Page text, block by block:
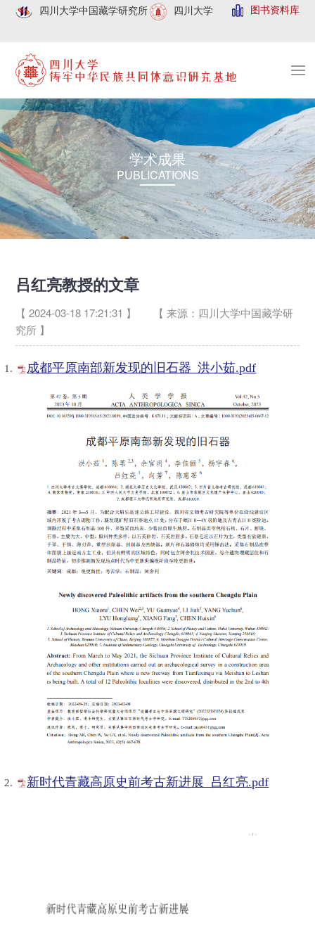
四川大学中国藏学研究所 四川大学 图书资料库
学术成果
PUBLICATIONS
吕红亮教授的文章
【 2024-03-18 17:21:31 】
【 来源：四川大学中国藏学研
究所 】
成都平原南部新发现的旧石器_洪小茹.pdf
新时代青藏高原史前考古新进展_吕红亮.pdf